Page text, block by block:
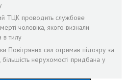
ТЦК проводить службове
чоловіка, якого визнали
в тилу
Повітряних сил отримав підозру за
нерухомості придбана у